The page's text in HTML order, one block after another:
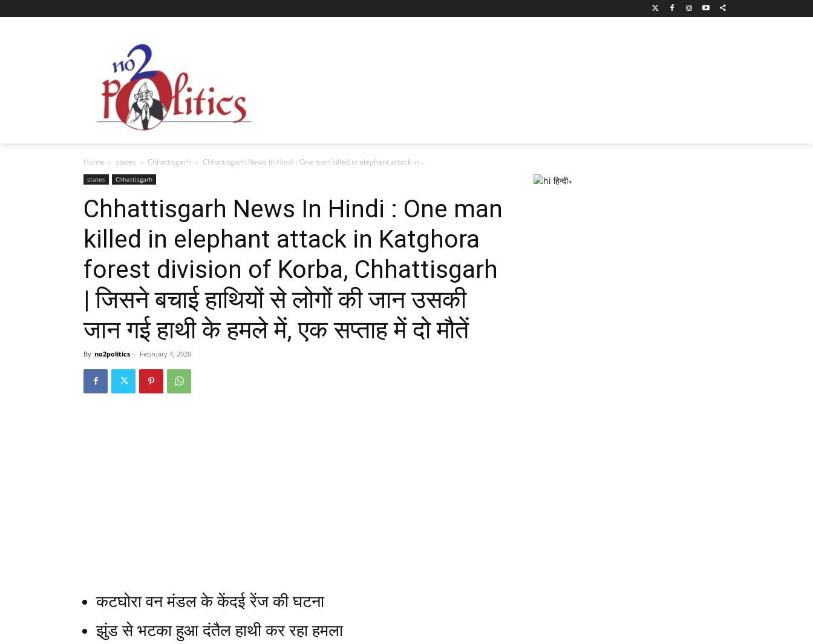
Home states Chhattisgarh Chhattisgarh News In Hindi : One man killed in elephant attack in...
states Chhattisgarh
Chhattisgarh News In Hindi : One man
killed in elephant attack in Katghora
forest division of Korba, Chhattisgarh
| जिसने बचाई हाथियों से लोगों की जान उसकी
जान गई हाथी के हमले में, एक सप्ताह में दो मौतें
By no2politics - February 4, 2020
कटघोरा वन मंडल के केंदई रेंज की घटना
झुंड से भटका हुआ दंतैल हाथी कर रहा हमला
हिन्दी▼